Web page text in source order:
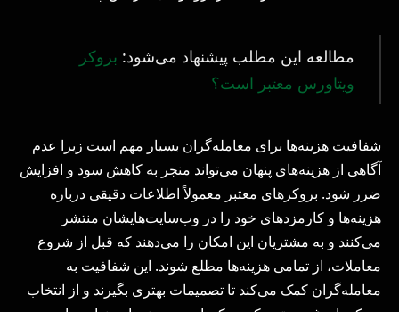
مطالعه این مطلب پیشنهاد می‌شود: بروکر
ویتاورس معتبر است؟
شفافیت هزینه‌ها برای معامله‌گران بسیار مهم است زیرا عدم
آگاهی از هزینه‌های پنهان می‌تواند منجر به کاهش سود و افزایش
ضرر شود. بروکرهای معتبر معمولاً اطلاعات دقیقی درباره
هزینه‌ها و کارمزدهای خود را در وب‌سایت‌هایشان منتشر
می‌کنند و به مشتریان این امکان را می‌دهند که قبل از شروع
معاملات، از تمامی هزینه‌ها مطلع شوند. این شفافیت به
معامله‌گران کمک می‌کند تا تصمیمات بهتری بگیرند و از انتخاب